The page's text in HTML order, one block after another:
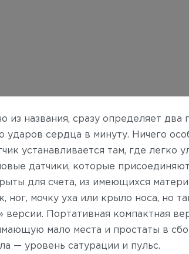
из названия, сразу определяет
ударов сердца в минуту.
Ничего
устанавливается там, где легко
датчики, которые
для счета, из имеющихся
ног, мочку уха или крыло носа, но
версии.
Портативная компактная
мало места и простаты в
— уровень сатурации и пульс.